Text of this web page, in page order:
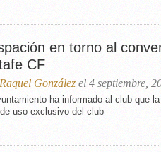
en torno al
CF
Raquel González el 4 septiembre,
ha informado al club que
uso exclusivo del club